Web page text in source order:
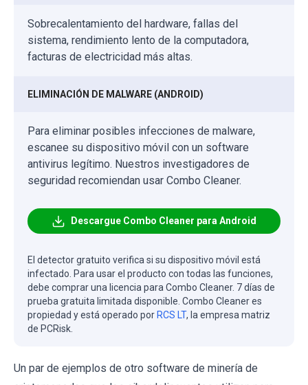
Sobrecalentamiento del hardware, fallas del
sistema, rendimiento lento de la computadora,
facturas de electricidad más altas.
ELIMINACIÓN DE MALWARE (ANDROID)
Para eliminar posibles infecciones de malware,
escanee su dispositivo móvil con un software
antivirus legítimo. Nuestros investigadores de
seguridad recomiendan usar Combo Cleaner.
Descargue Combo Cleaner para Android
El detector gratuito verifica si su dispositivo móvil está
infectado. Para usar el producto con todas las funciones,
debe comprar una licencia para Combo Cleaner. 7 días de
prueba gratuita limitada disponible. Combo Cleaner es
propiedad y está operado por RCS LT, la empresa matriz
de PCRisk.
Un par de ejemplos de otro software de minería de